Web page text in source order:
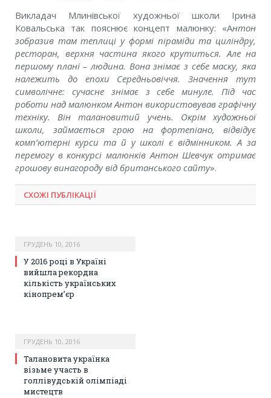
Викладач Млинівської художньої школи Ірина
Ковальська так пояснює концепт малюнку: «Антон
зобразив там теплиці у формі піраміди та циліндру,
ресторан, верхня частина якого крутиться. Але на
першому плані – людина. Вона знімає з себе маску, яка
належить до епохи Середньовіччя. Значення тут
символічне: сучасне знімає з себе минуле. Під час
роботи над малюнком Антон використовував графічну
техніку. Він талановитий учень. Окрім художньої
школи, займається грою на фортепіано, відвідує
комп’ютерні курси та й у школі є відмінником. А за
перемогу в конкурсі малюнків Антон Шевчук отримає
грошову винагороду від британського сайту».
СХОЖІ ПУБЛІКАЦІЇ
ГРУДЕНЬ 10, 2016
У 2016 році в Україні
вийшла рекордна
кількість українських
кінопрем’єр
ГРУДЕНЬ 10, 2016
Талановита українка
візьме участь в
голлівудській олімпіаді
мистецтв